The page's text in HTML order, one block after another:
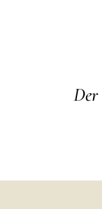
Der